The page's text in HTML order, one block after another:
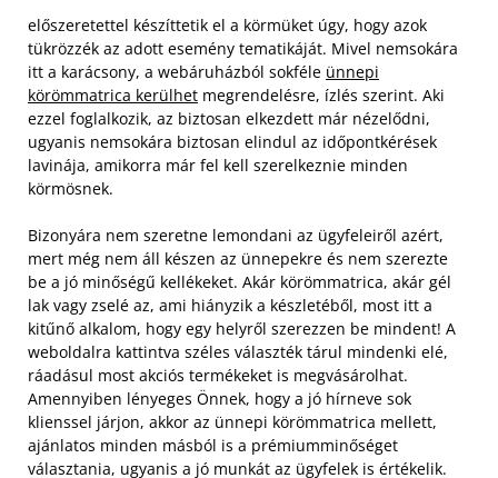
előszeretettel készíttetik el a körmüket úgy, hogy azok
tükrözzék az adott esemény tematikáját. Mivel nemsokára
itt a karácsony, a webáruházból sokféle ünnepi
körömmatrica kerülhet megrendelésre, ízlés szerint. Aki
ezzel foglalkozik, az biztosan elkezdett már nézelődni,
ugyanis nemsokára biztosan elindul az időpontkérések
lavinája, amikorra már fel kell szerelkeznie minden
körmösnek.
Bizonyára nem szeretne lemondani az ügyfeleiről azért,
mert még nem áll készen az ünnepekre és nem szerezte
be a jó minőségű kellékeket. Akár körömmatrica, akár gél
lak vagy zselé az, ami hiányzik a készletéből, most itt a
kitűnő alkalom, hogy egy helyről szerezzen be mindent! A
weboldalra kattintva széles választék tárul mindenki elé,
ráadásul most akciós termékeket is megvásárolhat.
Amennyiben lényeges Önnek, hogy a jó hírneve sok
klienssel járjon, akkor az ünnepi körömmatrica mellett,
ajánlatos minden másból is a prémiumminőséget
választania, ugyanis a jó munkát az ügyfelek is értékelik.